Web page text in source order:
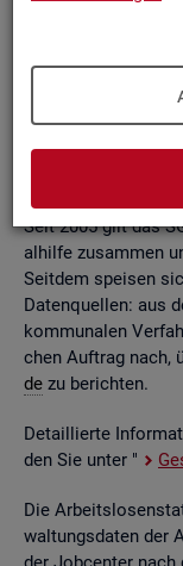
Grund­la­ge kön­nen
tungs­hö­hen und
telt wer­den. Die
nach viel­fäl­ti­gen
Seit 2005 gilt das
al­hil­fe zu­sam­men
Seit­dem spei­sen
Da­ten­quel­len: aus
kom­mu­na­len
chen Auf­trag nach,
de zu be­rich­ten.
De­tail­lier­te
den Sie unter "
Die
wal­tungs­da­ten der